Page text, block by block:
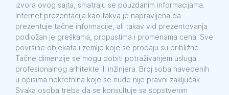
izvora ovog sajta, smatraju se pouzdanim informacijama.
Internet prezentacija kao takva je napravljena da
prezentuje tačne informacije, ali takav vid prezentovanja
podložan je greškama, propustima i promenama cena. Sve
površine objekata i zemlje koje se prodaju su približne.
Tačne dimenzije se mogu dobiti potraživanjem usluga
profesionalnog arhitekte ili inžinjera. Broj soba navedenih
u opisima nekretnina koje se nude nije pravni zaključak.
Svaka osoba treba da se konsultuje sa sopstvenim